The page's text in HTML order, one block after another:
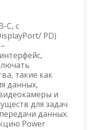
C, с
PD)
такие как
данных,
и
для задач
данных.
Power